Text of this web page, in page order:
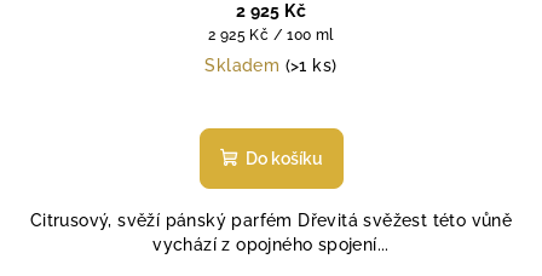
2 925 Kč
Měrná
cena:
2 925 Kč / 100 ml
Skladem (>1 ks)
Do košíku
Citrusový, svěží pánský parfém Dřevitá svěžest této vůně
vychází z opojného spojení...